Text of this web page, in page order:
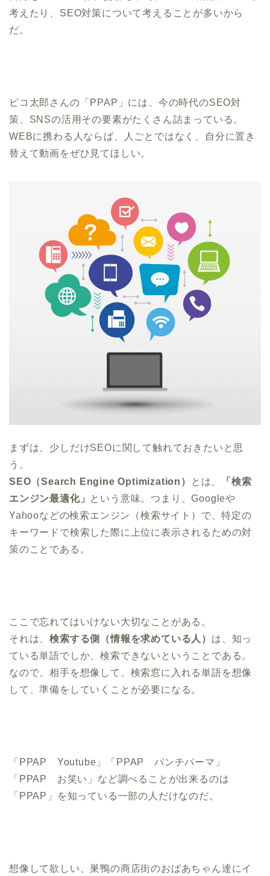
考えたり、SEO対策について考えることが多いから
だ。
ピコ太郎さんの「PPAP」には、今の時代のSEO対
策、SNSの活用その要素がたくさん詰まっている。
WEBに携わる人ならば、人ごとではなく、自分に置き
替えて動画をぜひ見てほしい。
まずは、少しだけSEOに関して触れておきたいと思
う。
SEO（Search Engine Optimization）
とは、
「検索
エンジン最適化」 という意味。つまり、Googleや
Yahooなどの検索エンジン（検索サイト）で、特定の
キーワードで検索した際に上位に表示されるための対
策のことである。
ここで忘れてはいけない大切なことがある。
それは、検索する側（情報を求めている人） は、知っ
ている単語でしか、検索できないということである。
なので、相手を想像して、検索窓に入れる単語を想像
して、準備をしていくことが必要になる。
「PPAP Youtube」「PPAP パンチパーマ」
「PPAP お笑い」など調べることが出来るのは
「PPAP」を知っている一部の人だけなのだ。
想像して欲しい、巣鴨の商店街のおばあちゃん達にイ